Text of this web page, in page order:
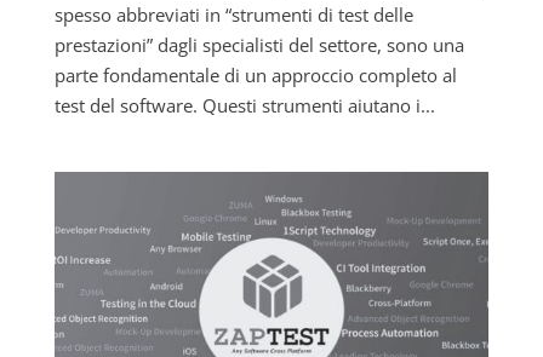
spesso abbreviati in “strumenti di test delle
prestazioni” dagli specialisti del settore, sono una
parte fondamentale di un approccio completo al
test del software. Questi strumenti aiutano i...